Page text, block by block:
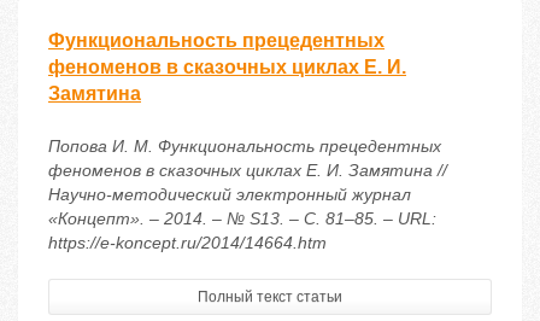
Функциональность прецедентных
феноменов в сказочных циклах Е. И.
Замятина
Попова И. М. Функциональность прецедентных
феноменов в сказочных циклах Е. И. Замятина //
Научно-методический электронный журнал
«Концепт». – 2014. – № S13. – С. 81–85. – URL:
https://e-koncept.ru/2014/14664.htm
Полный текст статьи